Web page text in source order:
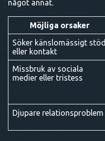
något annat.
Möjliga orsaker
Söker känslomässigt stöd
eller kontakt
Missbruk av sociala
medier eller tristess
Djupare relationsproblem